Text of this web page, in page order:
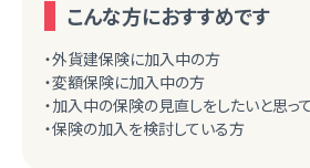
こんな方におすすめです
・外貨建保険に加入中の方
・変額保険に加入中の方
・加入中の保険の見直しをしたいと思っ
・保険の加入を検討している方